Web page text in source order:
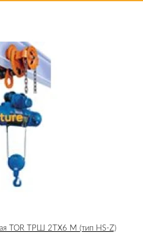
TOR ТРШ 2ТХ6 М (тип HS-Z)